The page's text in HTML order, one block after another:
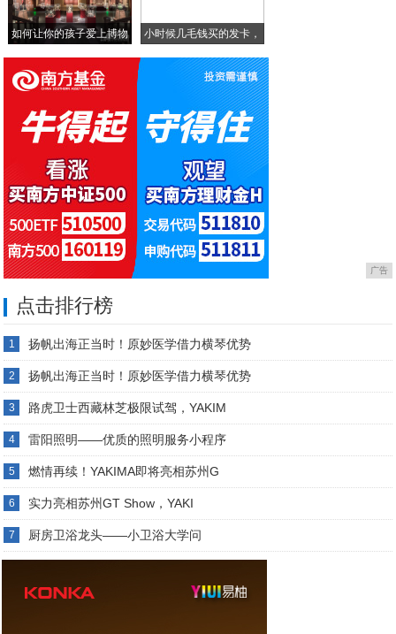
如何让你的孩子爱上博物
小时候几毛钱买的发卡，
广告
点击排行榜
1 扬帆出海正当时！原妙医学借力横琴优势
2 扬帆出海正当时！原妙医学借力横琴优势
3 路虎卫士西藏林芝极限试驾，YAKIM
4 雷阳照明——优质的照明服务小程序
5 燃情再续！YAKIMA即将亮相苏州G
6 实力亮相苏州GT Show，YAKI
7 厨房卫浴龙头——小卫浴大学问